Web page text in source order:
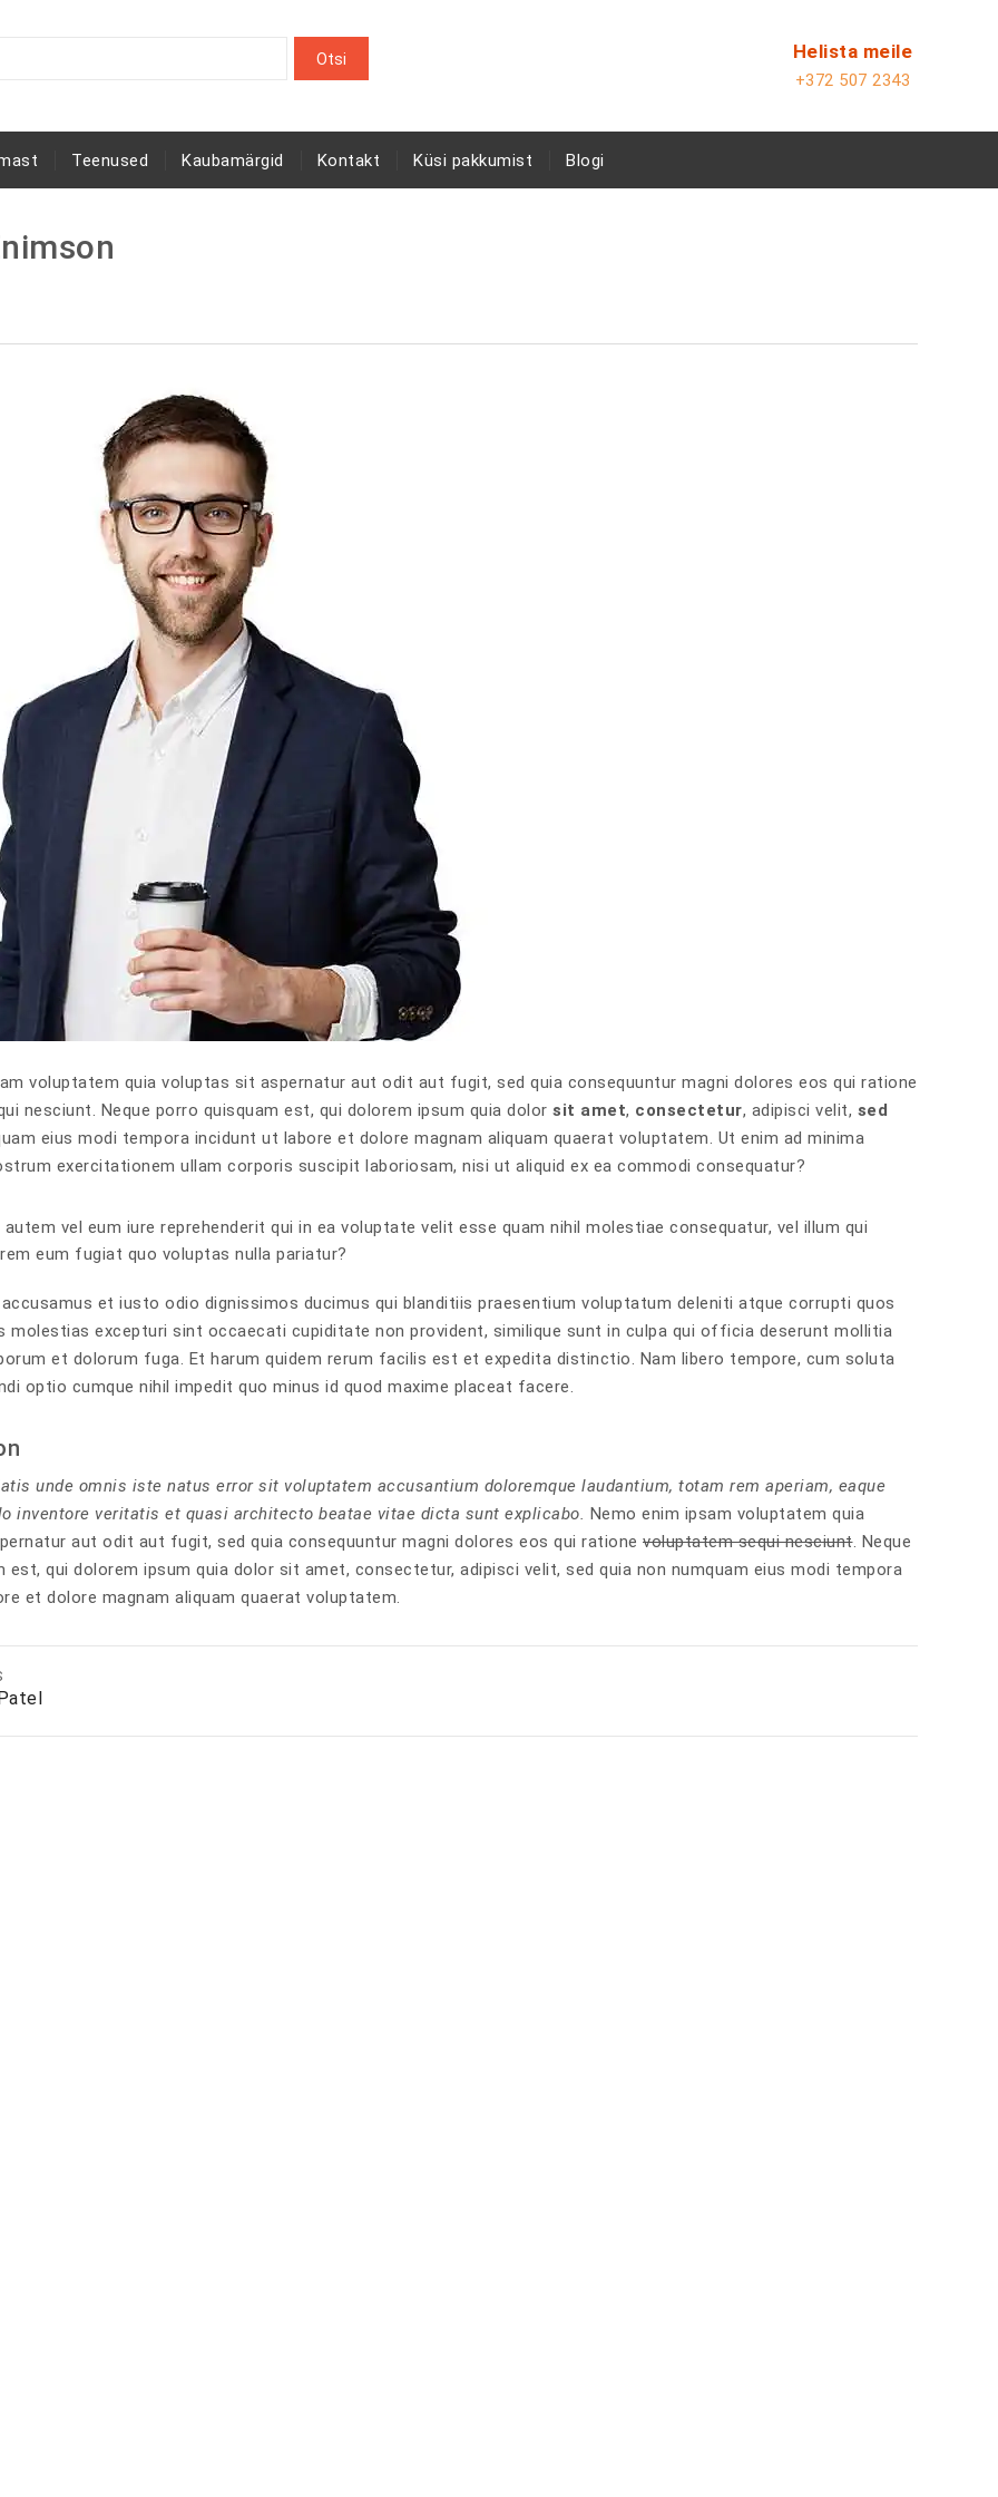
Helista meile
+372 507 2343
Teenused Kaubamärgid Kontakt Küsi pakkumist Blogi
voluptatem quia voluptas sit aspernatur aut odit aut fugit, sed quia consequuntur magni dolores eos qui ratione
nesciunt. Neque porro quisquam est, qui dolorem ipsum quia dolor sit amet, consectetur, adipisci velit, sed
eius modi tempora incidunt ut labore et dolore magnam aliquam quaerat voluptatem. Ut enim ad minima
exercitationem ullam corporis suscipit laboriosam, nisi ut aliquid ex ea commodi consequatur?
autem vel eum iure reprehenderit qui in ea voluptate velit esse quam nihil molestiae consequatur, vel illum qui
eum fugiat quo voluptas nulla pariatur?
et iusto odio dignissimos ducimus qui blanditiis praesentium voluptatum deleniti atque corrupti quos
molestias excepturi sint occaecati cupiditate non provident, similique sunt in culpa qui officia deserunt mollitia
et dolorum fuga. Et harum quidem rerum facilis est et expedita distinctio. Nam libero tempore, cum soluta
optio cumque nihil impedit quo minus id quod maxime placeat facere.
unde omnis iste natus error sit voluptatem accusantium doloremque laudantium, totam rem aperiam, eaque
inventore veritatis et quasi architecto beatae vitae dicta sunt explicabo. Nemo enim ipsam voluptatem quia
aut odit aut fugit, sed quia consequuntur magni dolores eos qui ratione voluptatem sequi nesciunt. Neque
est, qui dolorem ipsum quia dolor sit amet, consectetur, adipisci velit, sed quia non numquam eius modi tempora
et dolore magnam aliquam quaerat voluptatem.